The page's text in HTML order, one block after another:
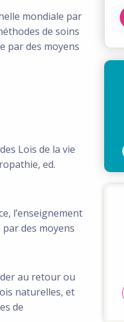
mondiale par
de soins
par des moyens
Lois de la vie
ed.
l’enseignement
des moyens
au retour ou
naturelles, et
de